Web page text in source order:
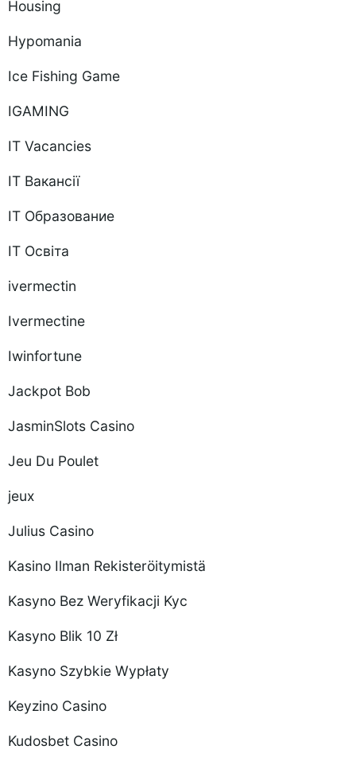
Housing
Hypomania
Ice Fishing Game
IGAMING
IT Vacancies
IT Вакансії
IT Образование
IT Освіта
ivermectin
Ivermectine
Iwinfortune
Jackpot Bob
JasminSlots Casino
Jeu Du Poulet
jeux
Julius Casino
Kasino Ilman Rekisteröitymistä
Kasyno Bez Weryfikacji Kyc
Kasyno Blik 10 Zł
Kasyno Szybkie Wypłaty
Keyzino Casino
Kudosbet Casino